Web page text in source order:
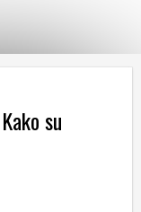
su